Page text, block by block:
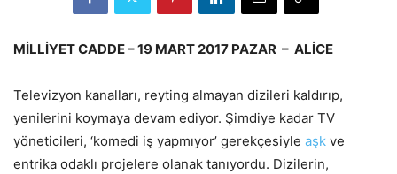
MİLLİYET CADDE – 19 MART 2017 PAZAR – ALİCE
Televizyon kanalları, reyting almayan dizileri kaldırıp,
yenilerini koymaya devam ediyor. Şimdiye kadar TV
yöneticileri, ‘komedi iş yapmıyor’ gerekçesiyle aşk ve
entrika odaklı projelere olanak tanıyordu. Dizilerin,